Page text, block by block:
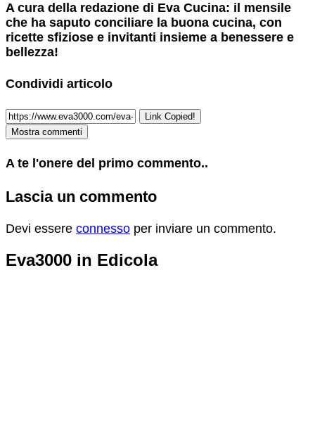
A cura della redazione di Eva Cucina: il mensile
che ha saputo conciliare la buona cucina, con
ricette sfiziose e invitanti insieme a benessere e
bellezza!
Condividi articolo
Link Copied!
Mostra commenti
A te l'onere del primo commento..
Lascia un commento
Devi essere connesso per inviare un commento.
Eva3000 in Edicola